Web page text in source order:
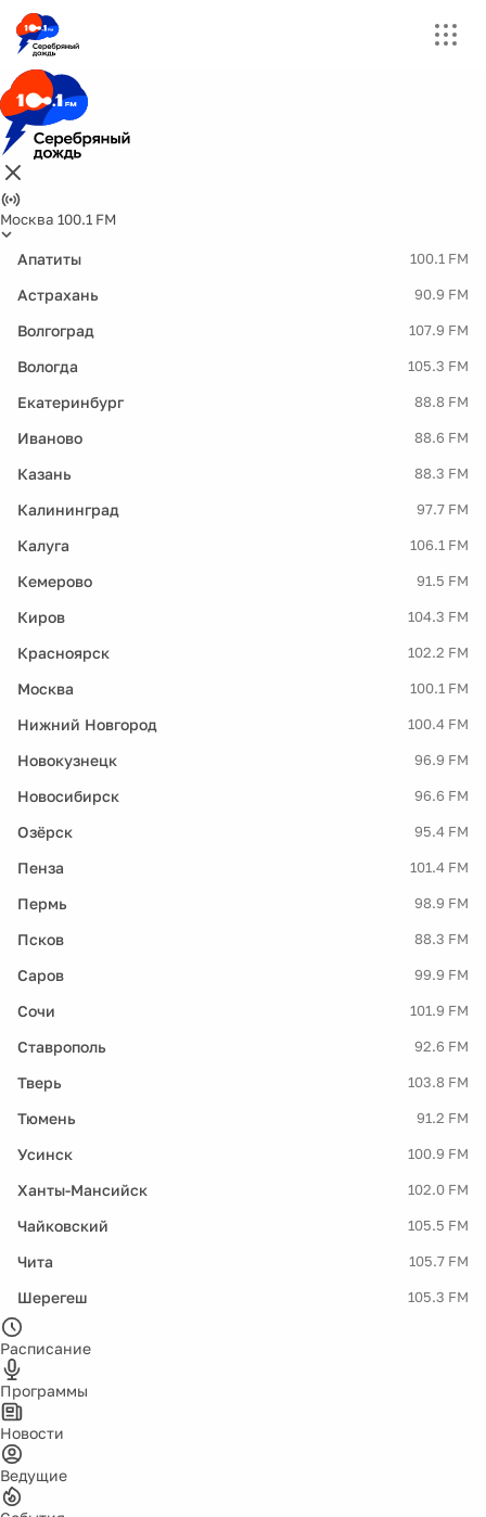
Москва 100.1 FM
Апатиты 100.1 FM
Астрахань 90.9 FM
Волгоград 107.9 FM
Вологда 105.3 FM
Екатеринбург 88.8 FM
Иваново 88.6 FM
Казань 88.3 FM
Калининград 97.7 FM
Калуга 106.1 FM
Кемерово 91.5 FM
Киров 104.3 FM
Красноярск 102.2 FM
Москва 100.1 FM
Нижний Новгород 100.4 FM
Новокузнецк 96.9 FM
Новосибирск 96.6 FM
Озёрск 95.4 FM
Пенза 101.4 FM
Пермь 98.9 FM
Псков 88.3 FM
Саров 99.9 FM
Сочи 101.9 FM
Ставрополь 92.6 FM
Тверь 103.8 FM
Тюмень 91.2 FM
Усинск 100.9 FM
Ханты-Мансийск 102.0 FM
Чайковский 105.5 FM
Чита 105.7 FM
Шерегеш 105.3 FM
Расписание
Программы
Новости
Ведущие